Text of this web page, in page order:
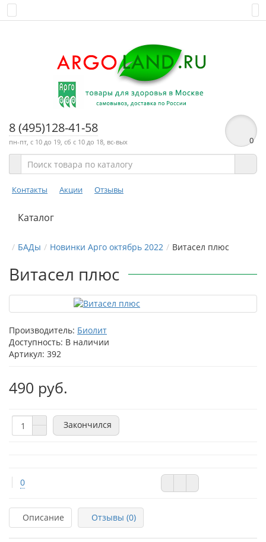
8 (495)128-41-58
пн-пт, с 10 до 19, сб с 10 до 18, вс-вых 0
Контакты Акции Отзывы
Каталог
БАДы Новинки Арго октябрь 2022 Витасел плюс
Витасел плюс
Производитель: Биолит
Доступность: В наличии
Артикул: 392
490 руб.
Закончился
0
Описание Отзывы (0)